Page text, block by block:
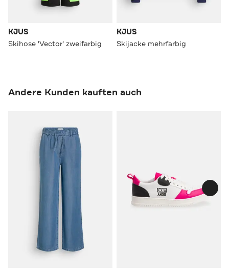
KJUS
Skihose 'Vector' zweifarbig
KJUS
Skijacke mehrfarbig
Andere Kunden kauften auch